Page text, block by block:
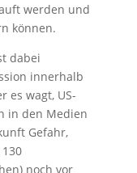
werden und
können.
dabei
innerhalb
es wagt, US-
in den Medien
Gefahr,
noch vor